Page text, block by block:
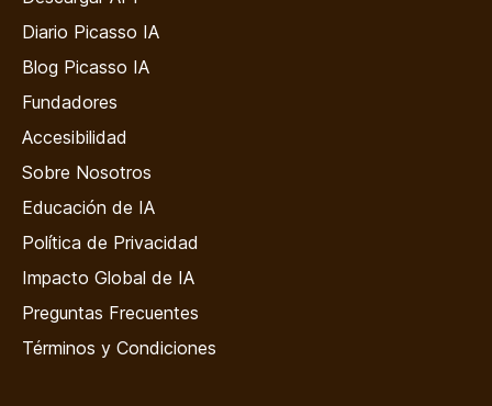
Diario Picasso IA
Blog Picasso IA
Fundadores
Accesibilidad
Sobre Nosotros
Educación de IA
Política de Privacidad
Impacto Global de IA
Preguntas Frecuentes
Términos y Condiciones